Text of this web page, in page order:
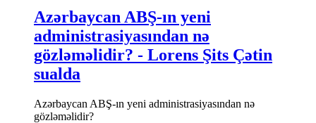
Azərbaycan ABŞ-ın yeni
administrasiyasından nə
gözləməlidir? - Lorens Şits Çətin
sualda
Azərbaycan ABŞ-ın yeni administrasiyasından nə
gözləməlidir?